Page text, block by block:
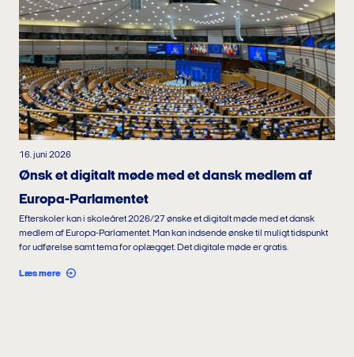
16. juni 2026
Ønsk et digitalt møde med et dansk medlem af
Europa-Parlamentet
Efterskoler kan i skoleåret 2026/27 ønske et digitalt møde med et dansk
medlem af Europa-Parlamentet. Man kan indsende ønske til muligt tidspunkt
for udførelse samt tema for oplægget. Det digitale møde er gratis.
Læs mere